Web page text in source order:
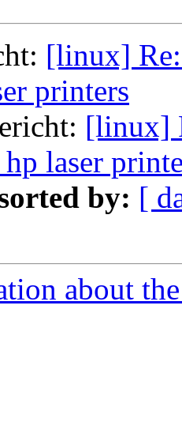
[linux] Re:
printers
[linux]
laser
by: [
about